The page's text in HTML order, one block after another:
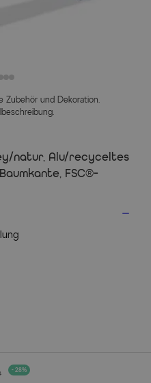
Zubehör und Dekoration.
natur, Alu/recyceltes
FSC®-
- 28%